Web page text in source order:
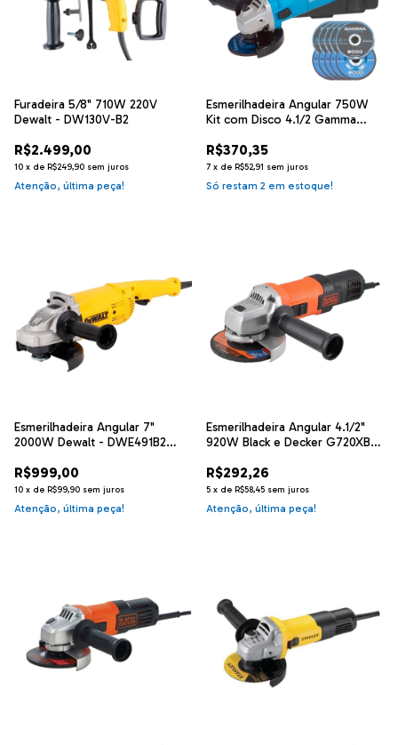
Furadeira 5/8" 710W 220V
Dewalt - DW130V-B2
R$2.499,00
10 x de R$249,90 sem juros
Atenção, última peça!
Esmerilhadeira Angular 750W
Kit com Disco 4.1/2 Gamma
R$370,35
7 x de R$52,91 sem juros
Só restam 2 em estoque!
Esmerilhadeira Angular 7"
2000W Dewalt - DWE491B2
R$999,00
10 x de R$99,90 sem juros
Atenção, última peça!
Esmerilhadeira Angular 4.1/2"
920W Black e Decker G720XB2
R$292,26
5 x de R$58,45 sem juros
Atenção, última peça!